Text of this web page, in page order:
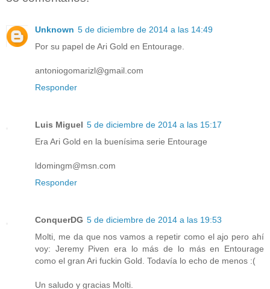
Unknown 5 de diciembre de 2014 a las 14:49
Por su papel de Ari Gold en Entourage.
antoniogomarizl@gmail.com
Responder
Luis Miguel 5 de diciembre de 2014 a las 15:17
Era Ari Gold en la buenísima serie Entourage
ldomingm@msn.com
Responder
ConquerDG 5 de diciembre de 2014 a las 19:53
Molti, me da que nos vamos a repetir como el ajo pero ahí
voy: Jeremy Piven era lo más de lo más en Entourage
como el gran Ari fuckin Gold. Todavía lo echo de menos :(
Un saludo y gracias Molti.